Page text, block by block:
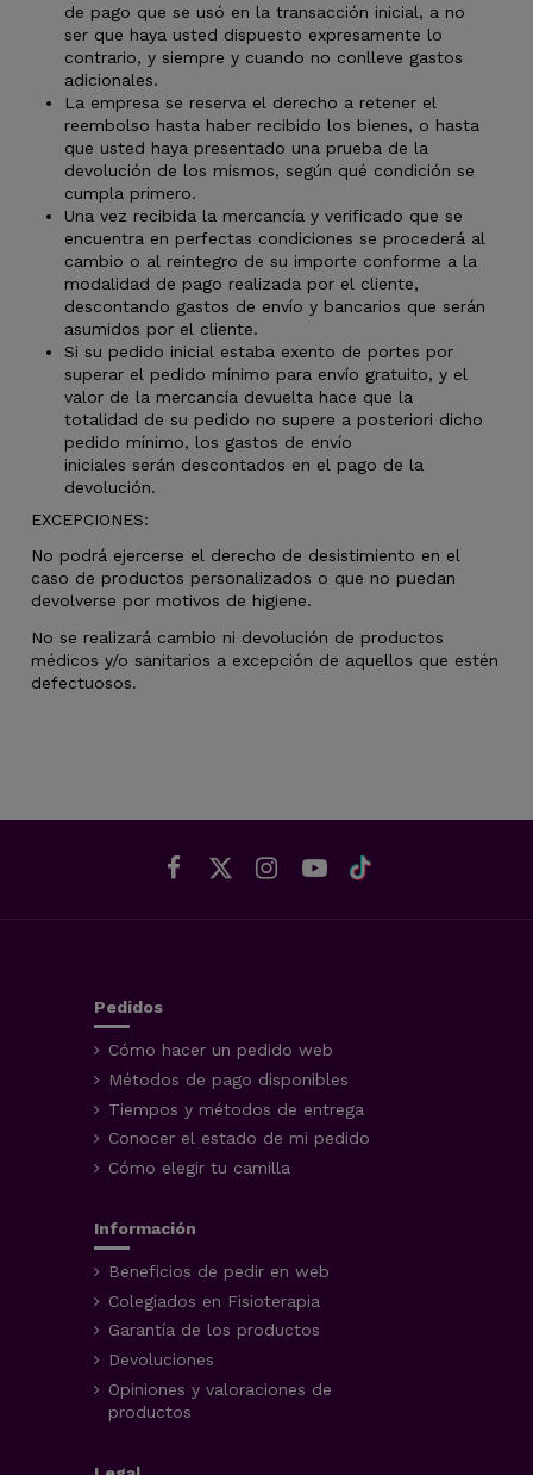
de pago que se usó en la transacción inicial, a no
ser que haya usted dispuesto expresamente lo
contrario, y siempre y cuando no conlleve gastos
adicionales.
La empresa se reserva el derecho a retener el
reembolso hasta haber recibido los bienes, o hasta
que usted haya presentado una prueba de la
devolución de los mismos, según qué condición se
cumpla primero.
Una vez recibida la mercancía y verificado que se
encuentra en perfectas condiciones se procederá al
cambio o al reintegro de su importe conforme a la
modalidad de pago realizada por el cliente,
descontando gastos de envío y bancarios que serán
asumidos por el cliente.
Si su pedido inicial estaba exento de portes por
superar el pedido mínimo para envío gratuito, y el
valor de la mercancía devuelta hace que la
totalidad de su pedido no supere a posteriori dicho
pedido mínimo, los gastos de envío
iniciales serán descontados en el pago de la
devolución.
EXCEPCIONES:
No podrá ejercerse el derecho de desistimiento en el
caso de productos personalizados o que no puedan
devolverse por motivos de higiene.
No se realizará cambio ni devolución de productos
médicos y/o sanitarios a excepción de aquellos que estén
defectuosos.
Pedidos
Cómo hacer un pedido web
Métodos de pago disponibles
Tiempos y métodos de entrega
Conocer el estado de mi pedido
Cómo elegir tu camilla
Información
Beneficios de pedir en web
Colegiados en Fisioterapia
Garantía de los productos
Devoluciones
Opiniones y valoraciones de
productos